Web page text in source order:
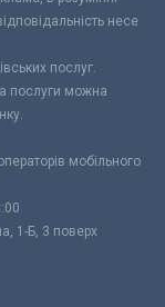
несе
послуг.
послуги можна
мобільного
1-Б, 3 поверх